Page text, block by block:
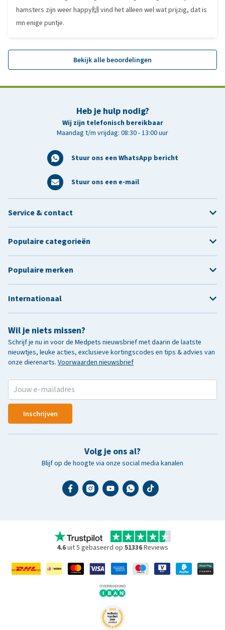
hamsters zijn weer happy🙌 vind het alleen wel wat prijzig, dat is
mn enige puntje.
Bekijk alle beoordelingen
Heb je hulp nodig?
Wij zijn telefonisch bereikbaar
Maandag t/m vrijdag: 08:30 - 13:00 uur
Stuur ons een WhatsApp bericht
Stuur ons een e-mail
Wil je niets missen?
Schrijf je nu in voor de Medpets nieuwsbrief met daarin de laatste
nieuwtjes, leuke acties, exclusieve kortingscodes en tips & advies van
onze dierenarts. Voorwaarden nieuwsbrief
Inschrijven
Volg je ons al?
Blijf op de hoogte via onze social media kanalen
Service & contact
Populaire categorieën
Populaire merken
Internationaal
4.6uit 5 gebaseerd op 51336Reviews